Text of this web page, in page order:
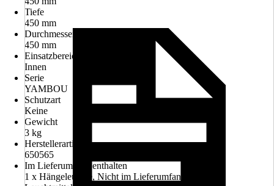
Tiefe
450 mm
Durchmesser
450 mm
Einsatzbereich
Innen
Serie
YAMBOU
Schutzart
Keine
Gewicht
3 kg
Herstellerartikelnummer
650565
Im Lieferumfang enthalten
1 x Hängeleuchte, Nicht im Lieferumfang enthalten: